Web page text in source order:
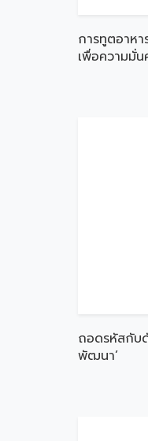
การทูตอาห
เพื่อความมั่
ถอดรหัสกับ
พัฒนา’